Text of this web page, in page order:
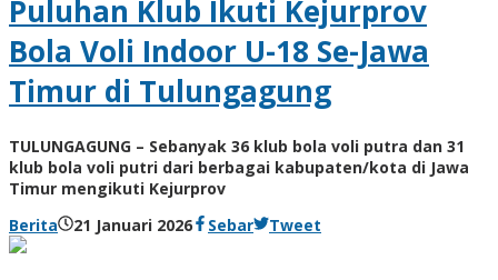
Puluhan Klub Ikuti Kejurprov
Bola Voli Indoor U-18 Se-Jawa
Timur di Tulungagung
TULUNGAGUNG – Sebanyak 36 klub bola voli putra dan 31
klub bola voli putri dari berbagai kabupaten/kota di Jawa
Timur mengikuti Kejurprov
Berita
21 Januari 2026olehSebar Tweet